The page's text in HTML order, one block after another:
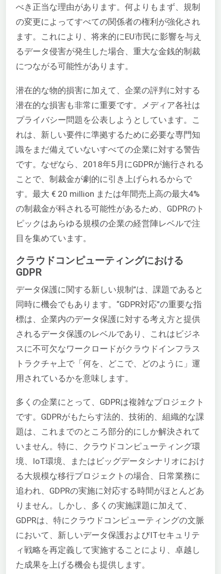
べき正当な理由があります。何よりもまず、規制
の変更によってすべての関係者の権利が強化され
ます。これにより、将来的にEU市民に影響を与え
るデータ侵害が発生した場合、重大な金銭的制裁
につながる可能性があります。
潜在的な物的損害に加えて、企業の評判に対する
潜在的な損害も非常に重要です。メディア各社は
プライバシー問題を公表しようとしています。こ
れは、新しい要件に準拠するために必要な専門知
識をまだ備えていないすべての企業に対する警告
です。なぜなら、2018年5月にGDPRが施行される
ことで、制裁金が劇的に引き上げられるからで
す。最大 € 20 million または年間売上高の最大4%
の制裁金が科される可能性があるため、GDPRのト
ピックはあらゆる規模の企業の経営陣レベルで注
目を集めています。
クラウドコンピューティングにおける
GDPR
データ保護に関する新しい規制”は、課題であると
同時に機会でもあります。“GDPR対応”の重要な指
標は、企業内のデータ保護に対する考え方と提供
されるデータ保護のレベルであり、これはビジネ
スに不可欠なワークロードがクラウドインフラス
トラクチャ上で「何を、どこで、どのように」運
用されているかを意味します。
多くの企業にとって、GDPRは複雑なプロジェクト
です。GDPRがもたらす法的、技術的、組織的な課
題は、これまでのところ部分的にしか解決されて
いません。特に、クラウドコンピューティング環
境、IoT環境、またはビッグデータシナリオにおけ
る大規模な移行プロジェクトの場合、日常業務に
追われ、GDPRの実施に対応する時間がほとんどあ
りません。しかし、多くの実施課題に加えて、
GDPRは、特にクラウドコンピューティングの文脈
において、新しいデータ保護およびITセキュリテ
ィ戦略を再定義して実施することにより、卓越し
た成果を上げる機会も提供します。